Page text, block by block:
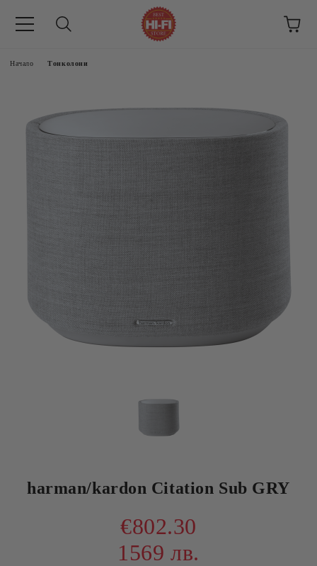
Начало Тонколони
harman/kardon Citation Sub GRY
€802.30
1569 лв.